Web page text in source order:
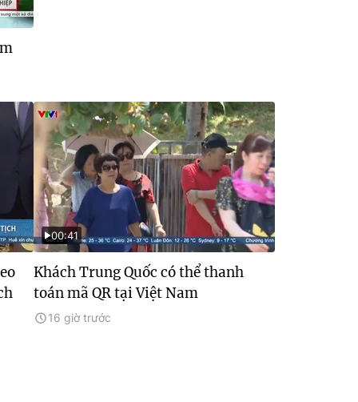
00:41
Khách Trung Quốc có thể thanh
toán mã QR tại Việt Nam
16 giờ trước